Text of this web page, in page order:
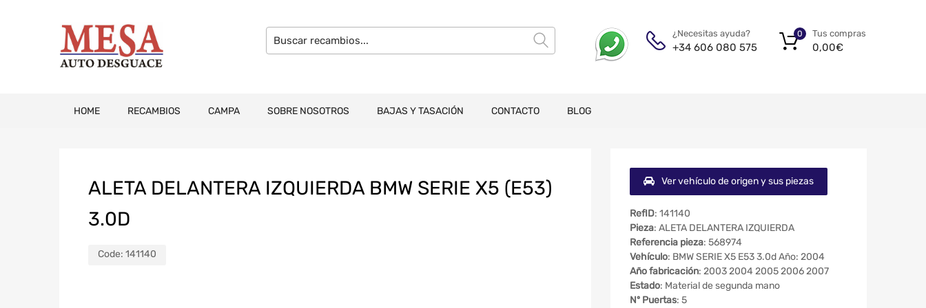
¿Necesitas ayuda?
+34 606 080 575
Tus compras
0,00€
0
HOME RECAMBIOS CAMPA SOBRE NOSOTROS BAJAS Y TASACIÓN CONTACTO BLOG
ALETA DELANTERA IZQUIERDA BMW SERIE X5 (E53)
3.0D
Code: 141140
Ver vehículo de origen y sus piezas
RefID: 141140
Pieza: ALETA DELANTERA IZQUIERDA
Referencia pieza: 568974
Vehículo: BMW SERIE X5 E53 3.0d Año: 2004
Año fabricación: 2003 2004 2005 2006 2007
Estado: Material de segunda mano
Nº Puertas: 5